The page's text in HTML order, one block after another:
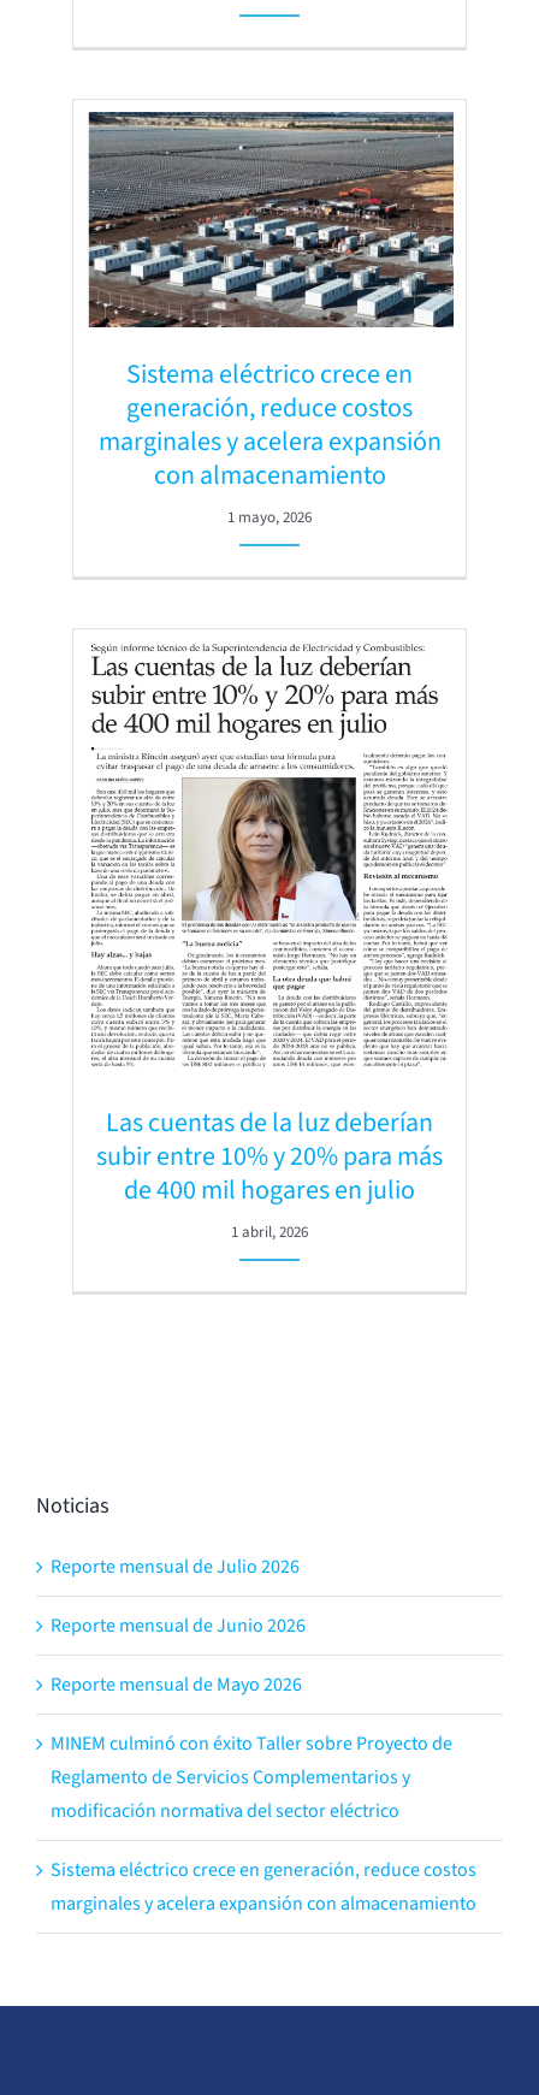
Sistema eléctrico crece en
generación, reduce costos
marginales y acelera expansión
con almacenamiento
1 mayo, 2026
Las cuentas de la luz deberían
subir entre 10% y 20% para más
de 400 mil hogares en julio
1 abril, 2026
Noticias
Reporte mensual de Julio 2026
Reporte mensual de Junio 2026
Reporte mensual de Mayo 2026
MINEM culminó con éxito Taller sobre Proyecto de
Reglamento de Servicios Complementarios y
modificación normativa del sector eléctrico
Sistema eléctrico crece en generación, reduce costos
marginales y acelera expansión con almacenamiento